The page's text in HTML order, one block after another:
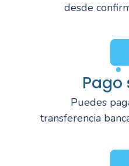
desde
Pago
Puedes
transferencia